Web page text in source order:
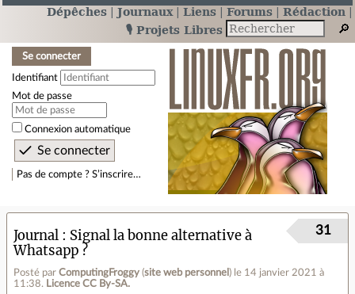
Dépêches Journaux Liens Forums
Rédaction
🎙️ Projets Libres
Se connecter
Identifiant
Mot de passe
Connexion automatique
Pas de compte ? S’inscrire…
Journal
Signal la bonne alternative à
Whatsapp ?
Posté par ComputingFroggy (site web personnel ) le 14 janvier 2021 à
11:38. Licence CC By‑SA.
31